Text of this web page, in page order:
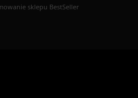
sklepu BestSeller